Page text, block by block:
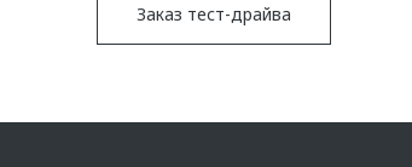
Заказ тест-драйва